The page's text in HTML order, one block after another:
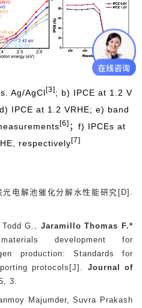
Ag/AgCl[3] ; b) IPCE at 1.2 V
IPCE at 1.2 VRHE; e) band
[6] ；f) IPCEs at
respectively[7]
光电解池催化分解水性能研究[D].
G., Jaramillo Thomas F.*
development for
production: Standards for
protocols[J]. Journal of
3.
Majumder, Suvra Prakash